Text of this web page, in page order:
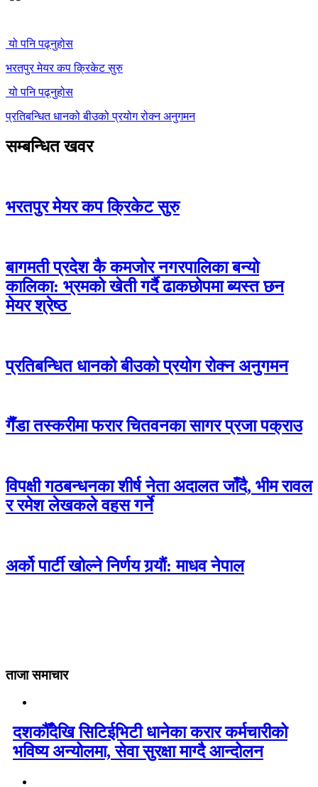
यो पनि पढ्नुहोस
भरतपुर मेयर कप क्रिकेट सुरु
यो पनि पढ्नुहोस
प्रतिबन्धित धानको बीउको प्रयोग रोक्न अनुगमन
सम्बन्धित खवर
भरतपुर मेयर कप क्रिकेट सुरु
बागमती प्रदेश कै कमजोर नगरपालिका बन्यो
कालिका: भ्रमको खेती गर्दै ढाकछोपमा ब्यस्त छन
मेयर श्रेष्ठ
प्रतिबन्धित धानको बीउको प्रयोग रोक्न अनुगमन
गैँडा तस्करीमा फरार चितवनका सागर प्रजा पक्राउ
विपक्षी गठबन्धनका शीर्ष नेता अदालत जाँदै, भीम रावल
र रमेश लेखकले वहस गर्ने
अर्को पार्टी खोल्ने निर्णय गर्‍याैं: माधव नेपाल
ताजा समाचार
दशकौँदेखि सिटिईभिटी धानेका करार कर्मचारीको
भविष्य अन्योलमा, सेवा सुरक्षा माग्दै आन्दोलन